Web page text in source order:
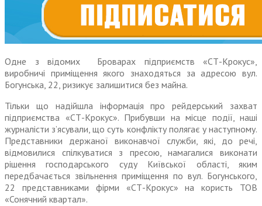
Одне з відомих Броварах підприємств «СТ-Крокус»,
виробничі приміщення якого знаходяться за адресою вул.
Богунська, 22, ризикує залишитися без майна.
Тільки що надійшла інформація про рейдерський захват
підприємства «СТ-Крокус». Прибувши на місце події, наші
журналісти з’ясували, що суть конфлікту полягає у наступному.
Представники держаної виконавчої служби, які, до речі,
відмовилися спілкуватися з пресою, намагалися виконати
рішення господарського суду Київської області, яким
передбачається звільнення приміщення по вул. Богунського,
22 представниками фірми «СТ-Крокус» на користь ТОВ
«Сонячний квартал».